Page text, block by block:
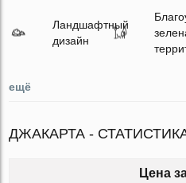
Ландшафтный
дизайн
ещё
ДЖАКАРТА -
Цена